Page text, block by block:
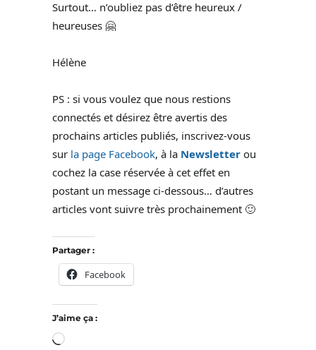
Surtout… n’oubliez pas d’être heureux /
heureuses 🤗
Hélène
PS : si vous voulez que nous restions
connectés et désirez être avertis des
prochains articles publiés, inscrivez-vous
sur la page Facebook, à la Newsletter ou
cochez la case réservée à cet effet en
postant un message ci-dessous… d’autres
articles vont suivre très prochainement 🙂
Partager :
Facebook
J’aime ça :
Chargement…